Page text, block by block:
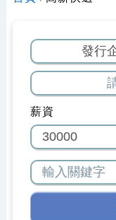
薪資